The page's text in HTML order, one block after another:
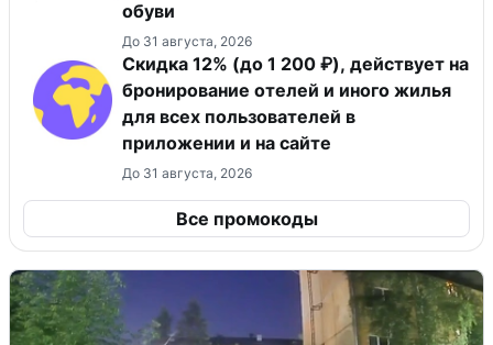
обуви
До 31 августа, 2026
Скидка 12% (до 1 200 ₽), действует на
бронирование отелей и иного жилья
для всех пользователей в
приложении и на сайте
До 31 августа, 2026
Все промокоды